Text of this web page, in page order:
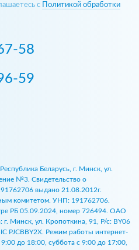
с
Политикой обработки
58
59
Беларусь, г. Минск, ул.
№3. Свидетельство о
выдано 21.08.2012г.
комитетом. УНП: 191762706.
РБ 05.09.2024, номер 726494. ОАО
Минск, ул. Кропоткина, 91, Р/с: BY06
PJCBBY2X. Режим работы интернет-
до 18:00, суббота с 9:00 до 17:00,